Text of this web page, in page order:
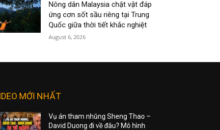
Nông dân Malaysia chật vật đáp
ứng cơn sốt sầu riêng tại Trung
Quốc giữa thời tiết khắc nghiệt
August 6, 2026
MỚI NHẤT
Vụ án tham nhũng Sheng Thao –
David Duong đi về đâu? Mô hình